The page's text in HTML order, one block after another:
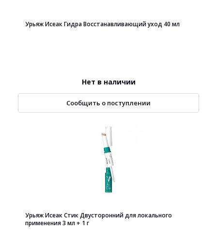
Урьяж Исеак Гидра Восстанавливающий уход 40 мл
Нет в наличии
Сообщить о поступлении
Урьяж Исеак Стик Двусторонний для локального
применения 3 мл + 1 г